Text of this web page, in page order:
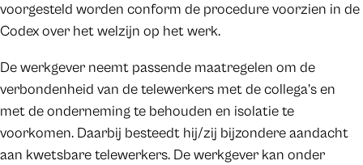
voorgesteld worden conform de procedure voorzien in de
Codex over het welzijn op het werk.
De werkgever neemt passende maatregelen om de
verbondenheid van de telewerkers met de collega’s en
met de onderneming te behouden en isolatie te
voorkomen. Daarbij besteedt hij/zij bijzondere aandacht
aan kwetsbare telewerkers. De werkgever kan onder